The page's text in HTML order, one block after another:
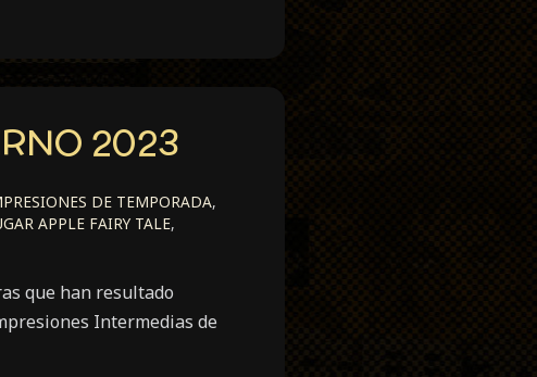
2023
DE TEMPORADA,
APPLE FAIRY TALE,
que han resultado
Intermedias de